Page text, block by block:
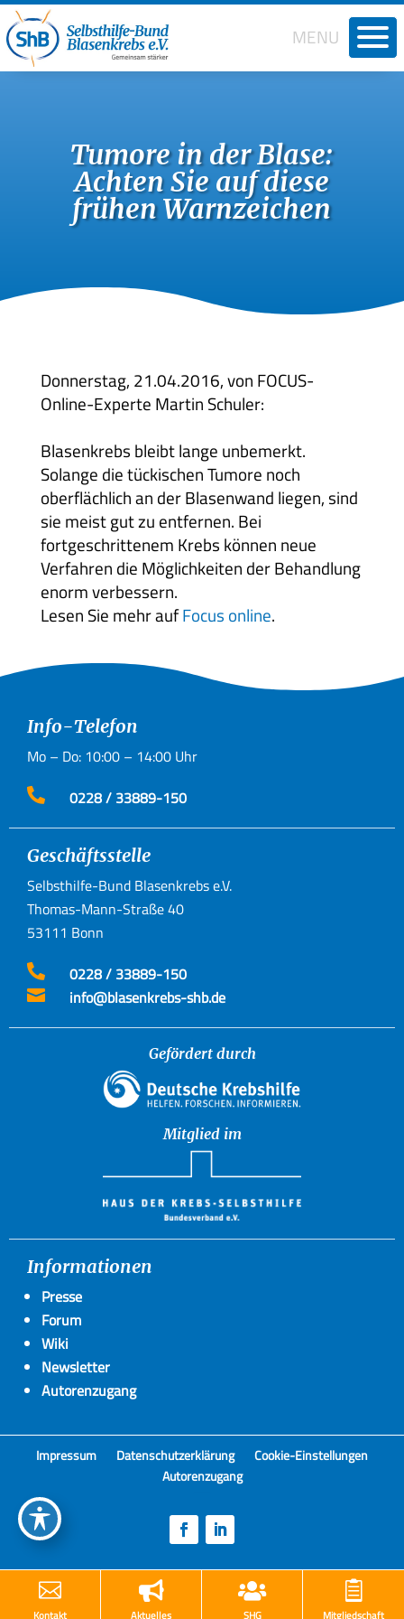
Tumore in der Blase:
Achten Sie auf diese
frühen Warnzeichen
MENU
Donnerstag, 21.04.2016, von FOCUS-
Online-Experte Martin Schuler:
Blasenkrebs bleibt lange unbemerkt.
Solange die tückischen Tumore noch
oberflächlich an der Blasenwand liegen, sind
sie meist gut zu entfernen. Bei
fortgeschrittenem Krebs können neue
Verfahren die Möglichkeiten der Behandlung
enorm verbessern.
Lesen Sie mehr aufFocus online.
Info-Telefon
Mo – Do: 10:00 – 14:00 Uhr
 0228 / 33889-150
Geschäftsstelle
Selbsthilfe-Bund Blasenkrebs e.V.
Thomas-Mann-Straße 40
53111 Bonn
 0228 / 33889-150
 info@blasenkrebs-shb.de
Gefördert durch
Mitglied im
Informationen
Presse
Forum
Wiki
Newsletter
Autorenzugang
Impressum Datenschutzerklärung
Cookie-Einstellungen
Autorenzugang

Kontakt

Aktuelles

SHG

Mitgliedschaft